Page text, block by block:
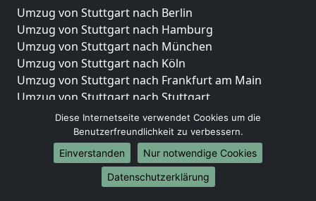
Umzug von Stuttgart nach Berlin
Umzug von Stuttgart nach Hamburg
Umzug von Stuttgart nach München
Umzug von Stuttgart nach Köln
Umzug von Stuttgart nach Frankfurt am Main
Umzug von Stuttgart nach Stuttgart
Umzug von Stuttgart nach Düsseldorf
Umzug von Stuttgart nach Leipzig
Umzug von Stuttgart nach Dortmund
Umzug von Stuttgart nach Essen
Umzug von Stuttgart nach Bremen
Diese Internetseite verwendet Cookies um die
Benutzerfreundlichkeit zu verbessern.
Einverstanden
Nur notwendige Cookies
Datenschutzerklärung